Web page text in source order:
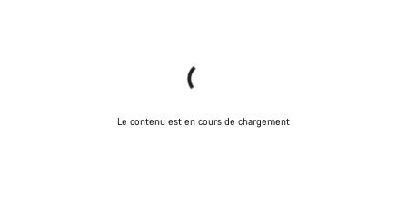
Le contenu est en cours de chargement